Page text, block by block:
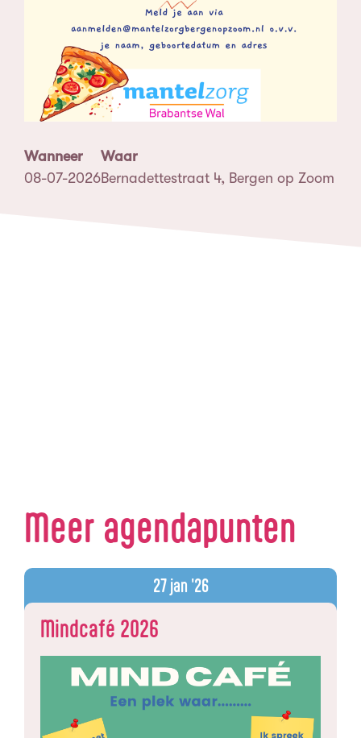
Wanneer
08-07-2026
Waar
Bernadettestraat 4, Bergen op Zoom
Meer agendapunten
27jan '26
Mindcafé 2026